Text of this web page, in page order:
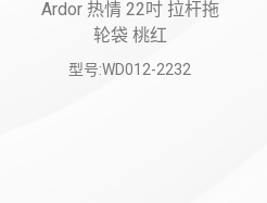
Ardor 热情 22吋 拉杆拖
轮袋 桃红
型号:WD012-2232